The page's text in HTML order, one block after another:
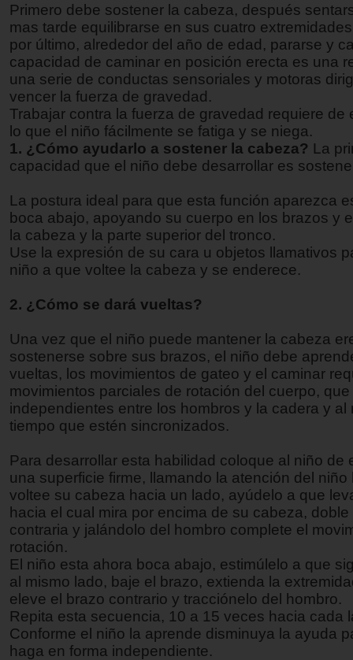
Primero debe sostener la cabeza, después
mas tarde equilibrarse en sus cuatro
por último, alrededor del año de edad, pararse y
capacidad de caminar en posición erecta es una
una serie de conductas sensoriales y motoras
vencer la fuerza de gravedad.
Trabajar contra la fuerza de gravedad requiere de
lo que el niño fácilmente se fatiga y se niega.
1. ¿Cómo ayudarlo a sostener la cabeza? La
capacidad que el niño debe desarrollar es
La postura ideal para que esta función aparezca
boca abajo, apoyando su cuerpo en los brazos y
la cabeza y la parte superior del tronco.
Use la expresión de su cara u objetos llamativos
niño a que voltee la cabeza y se enderece.
2. ¿Cómo se dará vueltas?
Una vez que el niño puede mantener la cabeza
sostenerse sobre sus brazos, el niño debe
vueltas, los movimientos de gateo y el caminar
movimientos parciales de rotación del cuerpo,
independientes entre los hombros y la cadera y al
tiempo que estén sincronizados.
Para desarrollar esta habilidad coloque al niño de
una superficie firme, llamando la atención del niño
voltee su cabeza hacia un lado, ayúdelo a que
hacia el cual mira por encima de su cabeza,
contraria y jalándolo del hombro complete el
rotación.
El niño esta ahora boca abajo, estimúlelo a que
al mismo lado, baje el brazo, extienda la
eleve el brazo contrario y tracciónelo del hombro.
Repita esta secuencia, 10 a 15 veces hacia cada
Conforme el niño la aprende disminuya la ayuda
haga en forma independiente.